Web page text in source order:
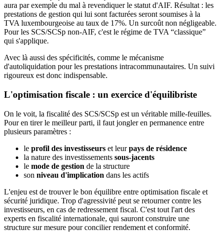
aura par exemple du mal à revendiquer le statut d'AIF. Résultat : les
prestations de gestion qui lui sont facturées seront soumises à la
TVA luxembourgeoise au taux de 17%. Un surcoût non négligeable.
Pour les SCS/SCSp non-AIF, c'est le régime de TVA “classique”
qui s'applique.
Avec là aussi des spécificités, comme le mécanisme
d'autoliquidation pour les prestations intracommunautaires. Un suivi
rigoureux est donc indispensable.
L'optimisation fiscale : un exercice d'équilibriste
On le voit, la fiscalité des SCS/SCSp est un véritable mille-feuilles.
Pour en tirer le meilleur parti, il faut jongler en permanence entre
plusieurs paramètres :
le profil des investisseurs et leurpays de résidence
la nature des investissements sous-jacents
le mode de gestion de la structure
son niveau d'implication dans les actifs
L'enjeu est de trouver le bon équilibre entre optimisation fiscale et
sécurité juridique. Trop d'agressivité peut se retourner contre les
investisseurs, en cas de redressement fiscal. C'est tout l'art des
experts en fiscalité internationale, qui sauront construire une
structure sur mesure pour concilier rendement et conformité.